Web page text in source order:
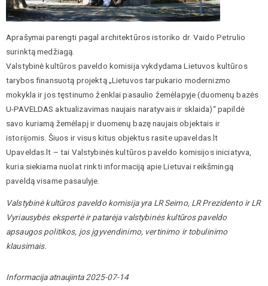
Aprašymai parengti pagal architektūros istoriko dr. Vaido Petrulio
surinktą medžiagą.
Valstybinė kultūros paveldo komisija vykdydama Lietuvos kultūros
tarybos finansuotą projektą „Lietuvos tarpukario modernizmo
mokykla ir jos tęstinumo ženklai pasaulio žemėlapyje (duomenų bazės
U-PAVELDAS aktualizavimas naujais naratyvais ir sklaida)“ papildė
savo kuriamą žemėlapį ir duomenų bazę naujais objektais ir
istorijomis. Šiuos ir visus kitus objektus rasite upaveldas.lt
Upaveldas.lt – tai Valstybinės kultūros paveldo komisijos iniciatyva,
kuria siekiama nuolat rinkti informaciją apie Lietuvai reikšmingą
paveldą visame pasaulyje.
Valstybinė kultūros paveldo komisija yra LR Seimo, LR Prezidento ir LR
Vyriausybės ekspertė ir patarėja valstybinės kultūros paveldo
apsaugos politikos, jos įgyvendinimo, vertinimo ir tobulinimo
klausimais.
Informacija atnaujinta 2025-07-14